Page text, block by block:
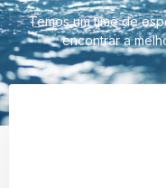
Temos um time de
encontrar a